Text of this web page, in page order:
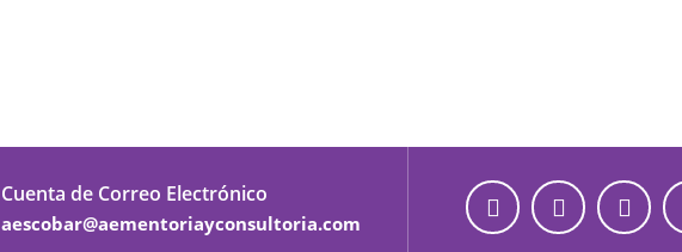
Cuenta de Correo Electrónico
aescobar@aementoriayconsultoria.com